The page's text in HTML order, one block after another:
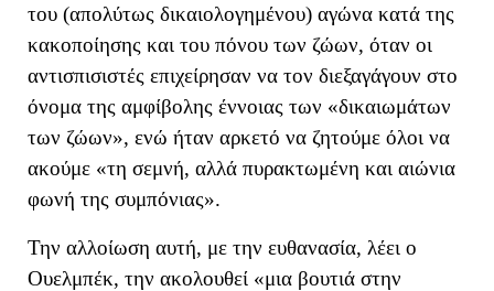
του (απολύτως δικαιολογημένου) αγώνα κατά της
κακοποίησης και του πόνου των ζώων, όταν οι
αντισπισιστές επιχείρησαν να τον διεξαγάγουν στο
όνομα της αμφίβολης έννοιας των «δικαιωμάτων
των ζώων», ενώ ήταν αρκετό να ζητούμε όλοι να
ακούμε «τη σεμνή, αλλά πυρακτωμένη και αιώνια
φωνή της συμπόνιας».
Την αλλοίωση αυτή, με την ευθανασία, λέει ο
Ουελμπέκ, την ακολουθεί «μια βουτιά στην